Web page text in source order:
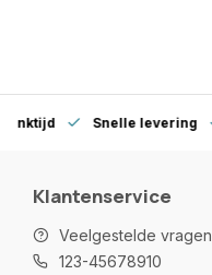
Snelle levering
Klantenservice
Veelgestelde vragen
123-45678910